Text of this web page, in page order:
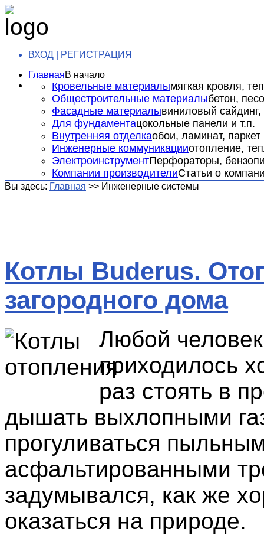
ВХОД | РЕГИСТРАЦИЯ
ГлавнаяВ начало
Кровельные материалымягкая кровля,
Общестроительные материалыбетон,
Фасадные материалывиниловый сайдинг,
Для фундаментацокольные панели и т.п.
Внутренняя отделкаобои, ламинат, паркет
Инженерные коммуникацииотопление,
ЭлектроинструментПерфораторы,
Компании производителиСтатьи о
Вы здесь: Главная >> Инженерные системы
Котлы Buderus.
загородного дома
Любой
приходилось
раз стоять в
дышать выхлопными
прогуливаться
асфальтированными
задумывался, как же
оказаться на природе.